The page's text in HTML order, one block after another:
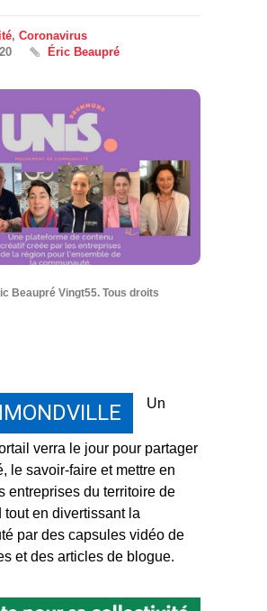
, Coronavirus
Éric Beaupré
Beaupré Vingt55. Tous droits
Un
verra le jour pour partager
le savoir-faire et mettre en
entreprises du territoire de
tout en divertissant la
par des capsules vidéo de
et des articles de blogue.